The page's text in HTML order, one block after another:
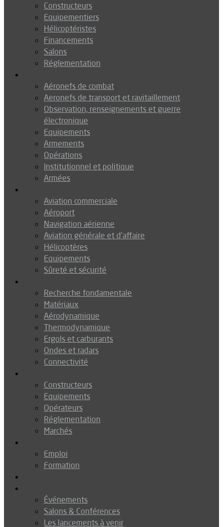
Constructeurs
Equipementiers
Hélicoptéristes
Financements
Salons
Réglementation
Aéronefs de combat
Aeronefs de transport et ravitaillement
Observation, renseignements et guerre
électronique
Equipements
Armements
Opérations
Institutionnel et politique
Armées
Aviation commerciale
Aéroport
Navigation aérienne
Aviation générale et d’affaire
Hélicoptères
Equipements
Sûreté et sécurité
Recherche fondamentale
Matériaux
Aérodynamique
Thermodynamique
Ergols et carburants
Ondes et radars
Connectivité
Constructeurs
Equipements
Opérateurs
Réglementation
Marchés
Emploi
Formation
Événements
Salons & Conférences
Les lancements à venir